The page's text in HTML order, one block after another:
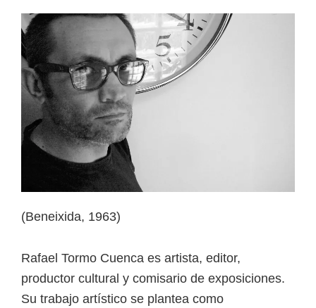
(Beneixida, 1963)
Rafael Tormo Cuenca es artista, editor,
productor cultural y comisario de exposiciones.
Su trabajo artístico se plantea como